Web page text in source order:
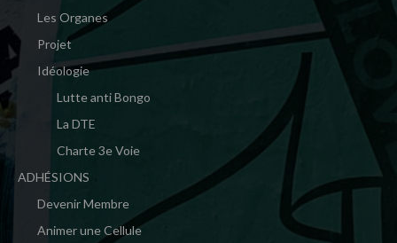
Les Organes
Projet
Idéologie
Lutte anti Bongo
La DTE
Charte 3e Voie
ADHÉSIONS
Devenir Membre
Animer une Cellule